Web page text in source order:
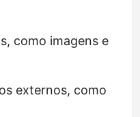
como imagens e
externos, como